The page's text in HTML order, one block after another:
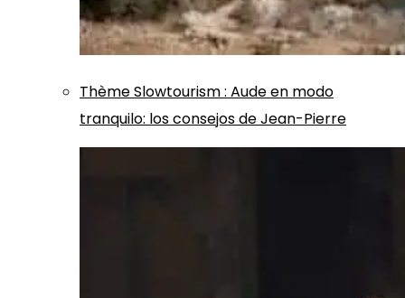
ThèmeSlowtourism: Aude en modo
tranquilo: los consejos de Jean-Pierre